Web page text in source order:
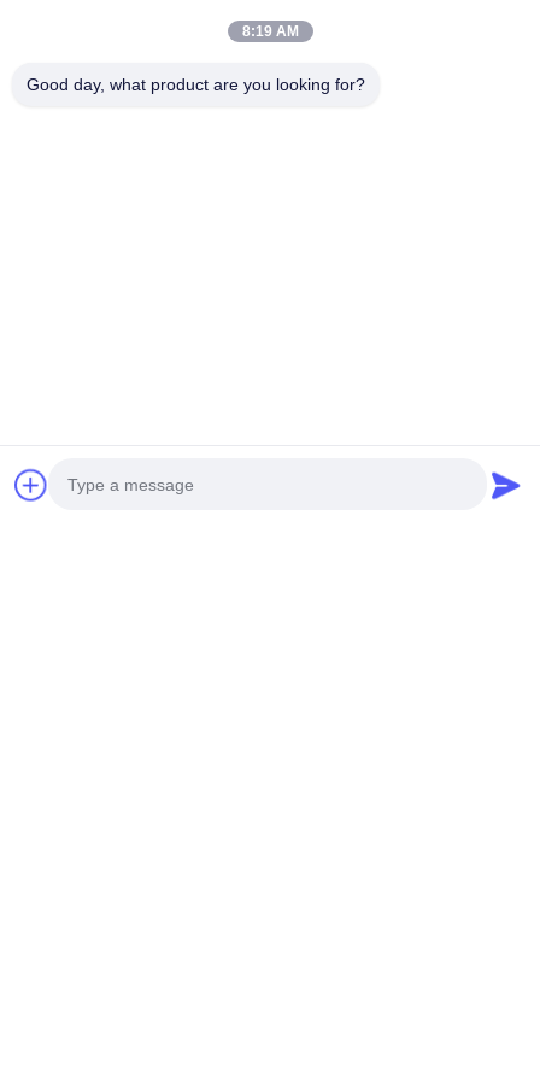
기계
negotiable MOQ:1 세트
8:19 AM
Good day, what product are you looking for?